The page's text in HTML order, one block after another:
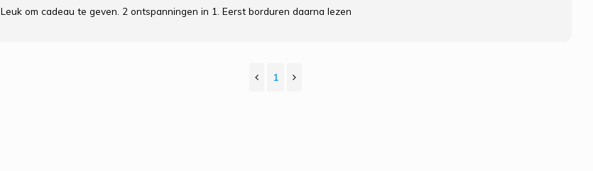
Leuk om cadeau te geven. 2 ontspanningen in 1. Eerst borduren daarna lezen
1